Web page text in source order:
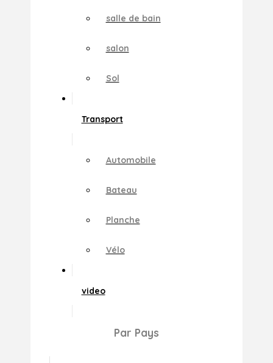
salle de bain
salon
Sol
Transport
Automobile
Bateau
Planche
Vélo
video
Par Pays